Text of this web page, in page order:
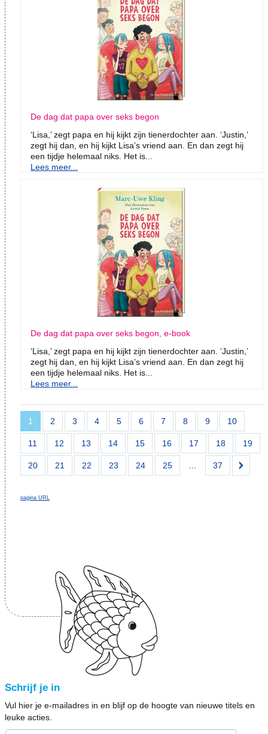
De dag dat papa over seks begon
‘Lisa,’ zegt papa en hij kijkt zijn tienerdochter aan. ‘Justin,’
zegt hij dan, en hij kijkt Lisa’s vriend aan. En dan zegt hij
een tijdje helemaal niks. Het is...
Lees meer...
De dag dat papa over seks begon, e-book
‘Lisa,’ zegt papa en hij kijkt zijn tienerdochter aan. ‘Justin,’
zegt hij dan, en hij kijkt Lisa’s vriend aan. En dan zegt hij
een tijdje helemaal niks. Het is...
Lees meer...
1 2 3 4 5 6 7 8 9 10
11 12 13 14 15 16 17 18 19
20 21 22 23 24 25 ... 37
pagina URL
Schrijf je in
Vul hier je e-mailadres in en blijf op de hoogte van nieuwe titels en
leuke acties.